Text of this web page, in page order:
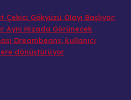
Çekici Gökyüzü Olayı Başlıyor:
Aynı Hizada Görünecek
Dreambeans, kullanıcı
dönüştürüyor